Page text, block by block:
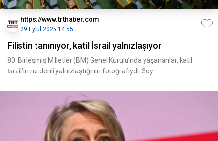
https://www.trthaber.com
29 Eylül 2025 14:55
Filistin tanınıyor, katil İsrail yalnızlaşıyor
80. Birleşmiş Milletler (BM) Genel Kurulu’nda yaşananlar, katil
İsrail’in ne denli yalnızlaştığının fotoğrafıydı. Soy